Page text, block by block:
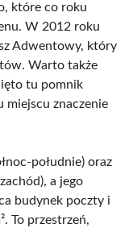
które co roku
W 2012 roku
Adwentowy, który
Warto także
tu pomnik
miejscu znaczenie
południe) oraz
a jego
budynek poczty i
To przestrzeń,